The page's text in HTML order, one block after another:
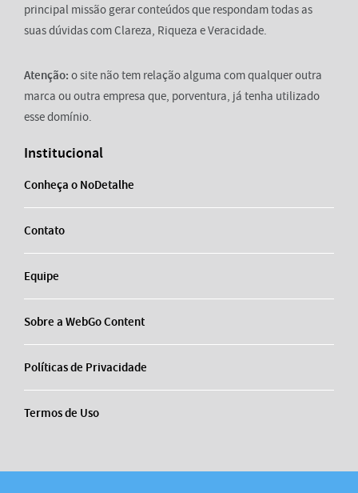
principal missão gerar conteúdos que respondam todas as
suas dúvidas com Clareza, Riqueza e Veracidade.
Atenção: o site não tem relação alguma com qualquer outra
marca ou outra empresa que, porventura, já tenha utilizado
esse domínio.
Institucional
Conheça o NoDetalhe
Contato
Equipe
Sobre a WebGo Content
Políticas de Privacidade
Termos de Uso